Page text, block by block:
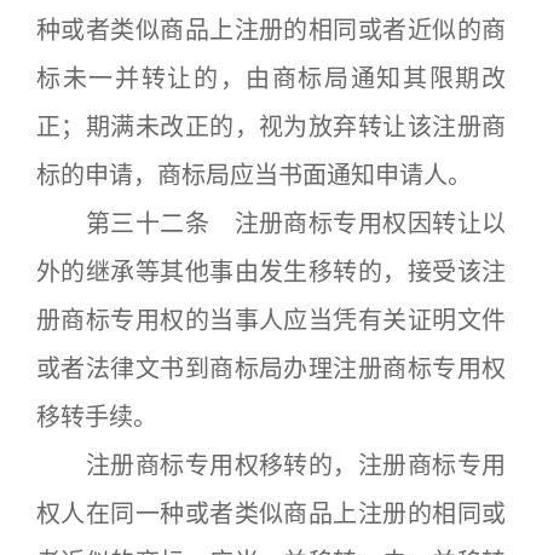
种或者类似商品上注册的相同或者近似的商
标未一并转让的，由商标局通知其限期改
正；期满未改正的，视为放弃转让该注册商
标的申请，商标局应当书面通知申请人。
第三十二条 注册商标专用权因转让以
外的继承等其他事由发生移转的，接受该注
册商标专用权的当事人应当凭有关证明文件
或者法律文书到商标局办理注册商标专用权
移转手续。
注册商标专用权移转的，注册商标专用
权人在同一种或者类似商品上注册的相同或